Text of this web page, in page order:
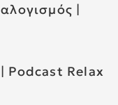
|
Podcast Relax